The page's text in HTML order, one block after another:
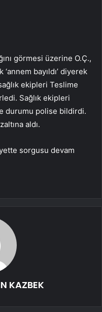
görmesi üzerine O.Ç.,
bayıldı’ diyerek
ekipleri Teslime
Sağlık ekipleri
durumu polise bildirdi.
aldı.
sorgusu devam
KAZBEK